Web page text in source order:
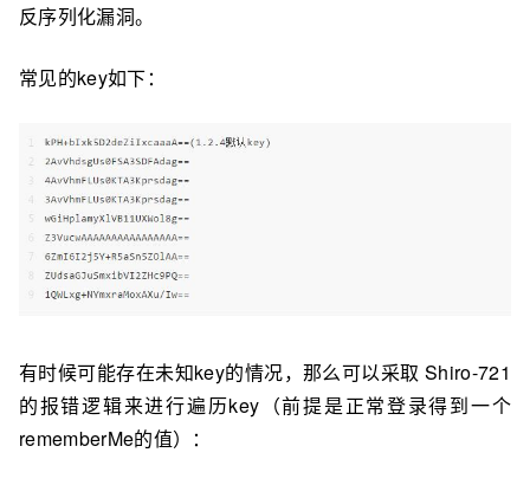
反序列化漏洞。
常见的key如下：
有时候可能存在未知key的情况，那么可以采取 Shiro-721
的报错逻辑来进⾏遍历key（前提是正常登录得到一个
rememberMe的值）：